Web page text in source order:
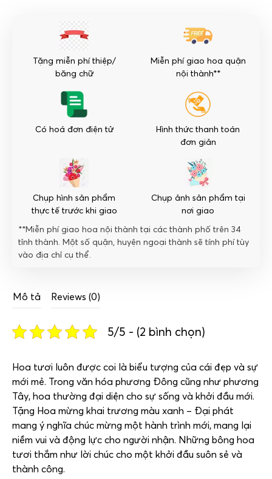
phát
lượng
Tặng miễn phí thiệp/
băng chữ
Miễn phí giao hoa quận
nội thành**
Có hoá đơn điện tử
Hình thức thanh toán
đơn giản
Chụp hình sản phẩm
thực tế trước khi giao
Chụp ảnh sản phẩm tại
nơi giao
**Miễn phí giao hoa nội thành tại các thành phố trên 34
tỉnh thành. Một số quận, huyện ngoại thành sẽ tính phí tùy
vào địa chỉ cụ thể.
Mô tả Reviews (0)
5/5 - (2 bình chọn)
Hoa tươi luôn được coi là biểu tượng của cái đẹp và sự
mới mẻ. Trong văn hóa phương Đông cũng như phương
Tây, hoa thường đại diện cho sự sống và khởi đầu mới.
Tặng Hoa mừng khai trương màu xanh – Đại phát
mang ý nghĩa chúc mừng một hành trình mới, mang lại
niềm vui và động lực cho người nhận. Những bông hoa
tươi thắm như lời chúc cho một khởi đầu suôn sẻ và
thành công.